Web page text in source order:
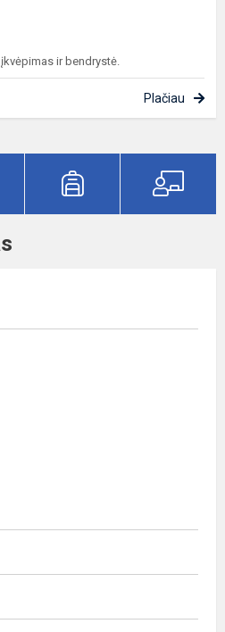
ir bendrystė.
Plačiau